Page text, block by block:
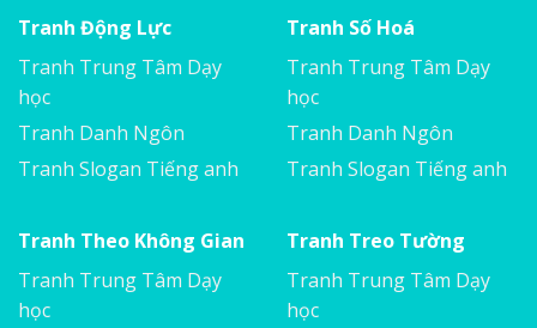
Tranh Động Lực
Tranh Trung Tâm Dạy
học
Tranh Danh Ngôn
Tranh Slogan Tiếng anh
Tranh Số Hoá
Tranh Trung Tâm Dạy
học
Tranh Danh Ngôn
Tranh Slogan Tiếng anh
Tranh Theo Không Gian
Tranh Trung Tâm Dạy
học
Tranh Treo Tường
Tranh Trung Tâm Dạy
học